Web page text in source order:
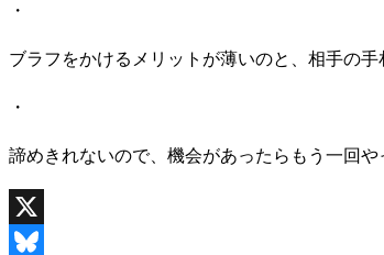
・
ブラフをかけるメリットが薄いのと、相手の
・
諦めきれないので、機会があったらもう一回や
X